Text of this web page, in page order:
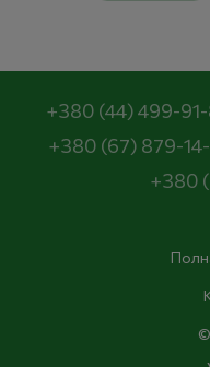
+380 (44) 499-
+380 (67) 879-
+380